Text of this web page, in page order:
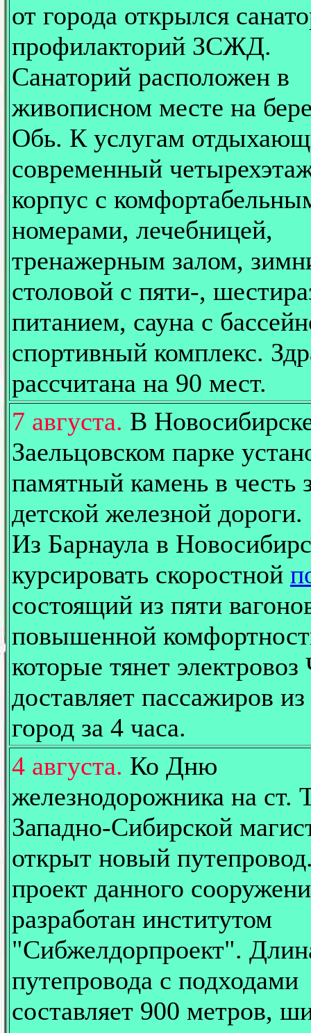
от города открылся
профилакторий ЗСЖД.
Санаторий расположен в
живописном месте на
Обь. К услугам
современный
корпус с
номерами, лечебницей,
тренажерным залом,
столовой с пяти-,
питанием, сауна с
спортивный комплекс.
рассчитана на 90 мест.
7 августа. В
Заельцовском парке
памятный камень в честь
детской железной дороги.
Из Барнаула в
курсировать скоростной
состоящий из пяти
повышенной
которые тянет
доставляет пассажиров
город за 4 часа.
4 августа. Ко Дню
железнодорожника на ст.
Западно-Сибирской
открыт новый
проект данного
разработан институтом
"Сибжелдорпроект".
путепровода с подходами
составляет 900 метров,